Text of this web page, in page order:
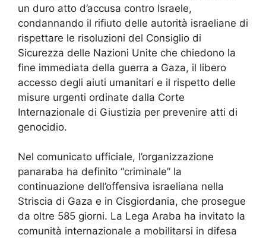
un duro atto d’accusa contro Israele,
condannando il rifiuto delle autorità israeliane di
rispettare le risoluzioni del Consiglio di
Sicurezza delle Nazioni Unite che chiedono la
fine immediata della guerra a Gaza, il libero
accesso degli aiuti umanitari e il rispetto delle
misure urgenti ordinate dalla Corte
Internazionale di Giustizia per prevenire atti di
genocidio.
Nel comunicato ufficiale, l’organizzazione
panaraba ha definito “criminale” la
continuazione dell’offensiva israeliana nella
Striscia di Gaza e in Cisgiordania, che prosegue
da oltre 585 giorni. La Lega Araba ha invitato la
comunità internazionale a mobilitarsi in difesa